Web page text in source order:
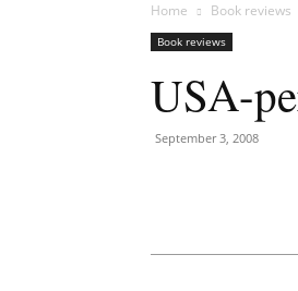
Home Book reviews
Book reviews
USA-
September 3, 2008